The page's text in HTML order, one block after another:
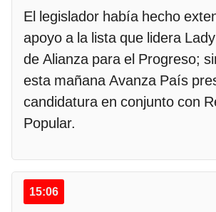
El legislador había hecho
apoyo a la lista que lidera
de Alianza para el Progreso;
esta mañana Avanza País
candidatura en conjunto con
Popular.
15:06